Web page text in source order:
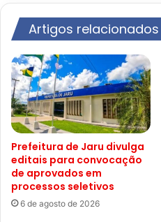
Artigos relacionados
Prefeitura de Jaru divulga
editais para convocação
de aprovados em
processos seletivos
6 de agosto de 2026